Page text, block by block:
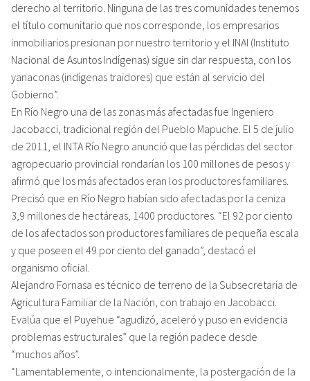
derecho al territorio. Ninguna de las tres comunidades tenemos
el título comunitario que nos corresponde, los empresarios
inmobiliarios presionan por nuestro territorio y el INAI (Instituto
Nacional de Asuntos Indígenas) sigue sin dar respuesta, con los
yanaconas (indígenas traidores) que están al servicio del
Gobierno”.
En Río Negro una de las zonas más afectadas fue Ingeniero
Jacobacci, tradicional región del Pueblo Mapuche. El 5 de julio
de 2011, el INTA Río Negro anunció que las pérdidas del sector
agropecuario provincial rondarían los 100 millones de pesos y
afirmó que los más afectados eran los productores familiares.
Precisó que en Río Negro habían sido afectadas por la ceniza
3,9 millones de hectáreas, 1400 productores. “El 92 por ciento
de los afectados son productores familiares de pequeña escala
y que poseen el 49 por ciento del ganado”, destacó el
organismo oficial.
Alejandro Fornasa es técnico de terreno de la Subsecretaría de
Agricultura Familiar de la Nación, con trabajo en Jacobacci.
Evalúa que el Puyehue “agudizó, aceleró y puso en evidencia
problemas estructurales” que la región padece desde
“muchos años”.
“Lamentablemente, o intencionalmente, la postergación de la